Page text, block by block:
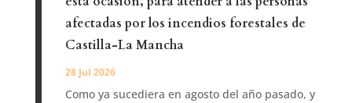
afectadas por los incendios forestales de
Castilla-La Mancha
28 Jul 2026
Como ya sucediera en agosto del año pasado, y